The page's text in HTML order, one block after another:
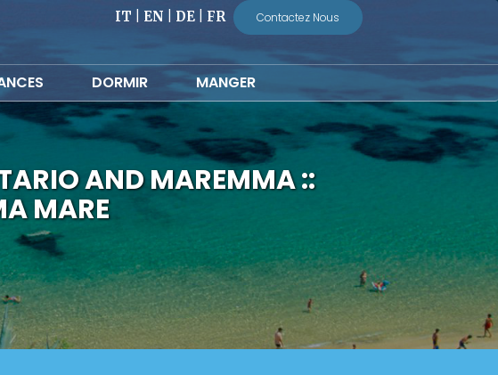
IT EN DE FR Contactez Nous
DORMIR MANGER
AND MAREMMA ::
MARE